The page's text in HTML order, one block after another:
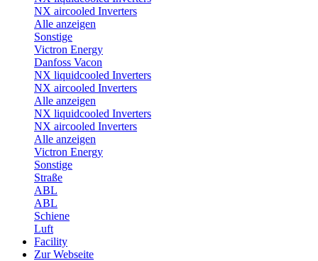
NX aircooled Inverters
Alle anzeigen
Sonstige
Victron Energy
Danfoss Vacon
NX liquidcooled Inverters
NX aircooled Inverters
Alle anzeigen
NX liquidcooled Inverters
NX aircooled Inverters
Alle anzeigen
Victron Energy
Sonstige
Straße
ABL
ABL
Schiene
Luft
Facility
Zur Webseite